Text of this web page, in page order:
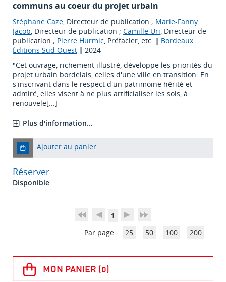
communs au coeur du projet urbain
Stéphane Caze, Directeur de publication ; Marie-Fanny
Jacob, Directeur de publication ; Camille Uri, Directeur de
publication ; Pierre Hurmic, Préfacier, etc. | Bordeaux :
Éditions Sud Ouest | 2024
"Cet ouvrage, richement illustré, développe les priorités du
projet urbain bordelais, celles d'une ville en transition. En
s'inscrivant dans le respect d'un patrimoine hérité et
admiré, elles visent à ne plus artificialiser les sols, à
renouvele[...]
Plus d'information...
Ajouter au panier
Réserver
Disponible
1
Par page :
25 50 100 200